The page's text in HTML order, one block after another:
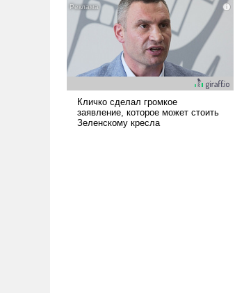
Сложившаяся ситуация
означает многолетний период
уязвимости США, например,
перед Китаем.